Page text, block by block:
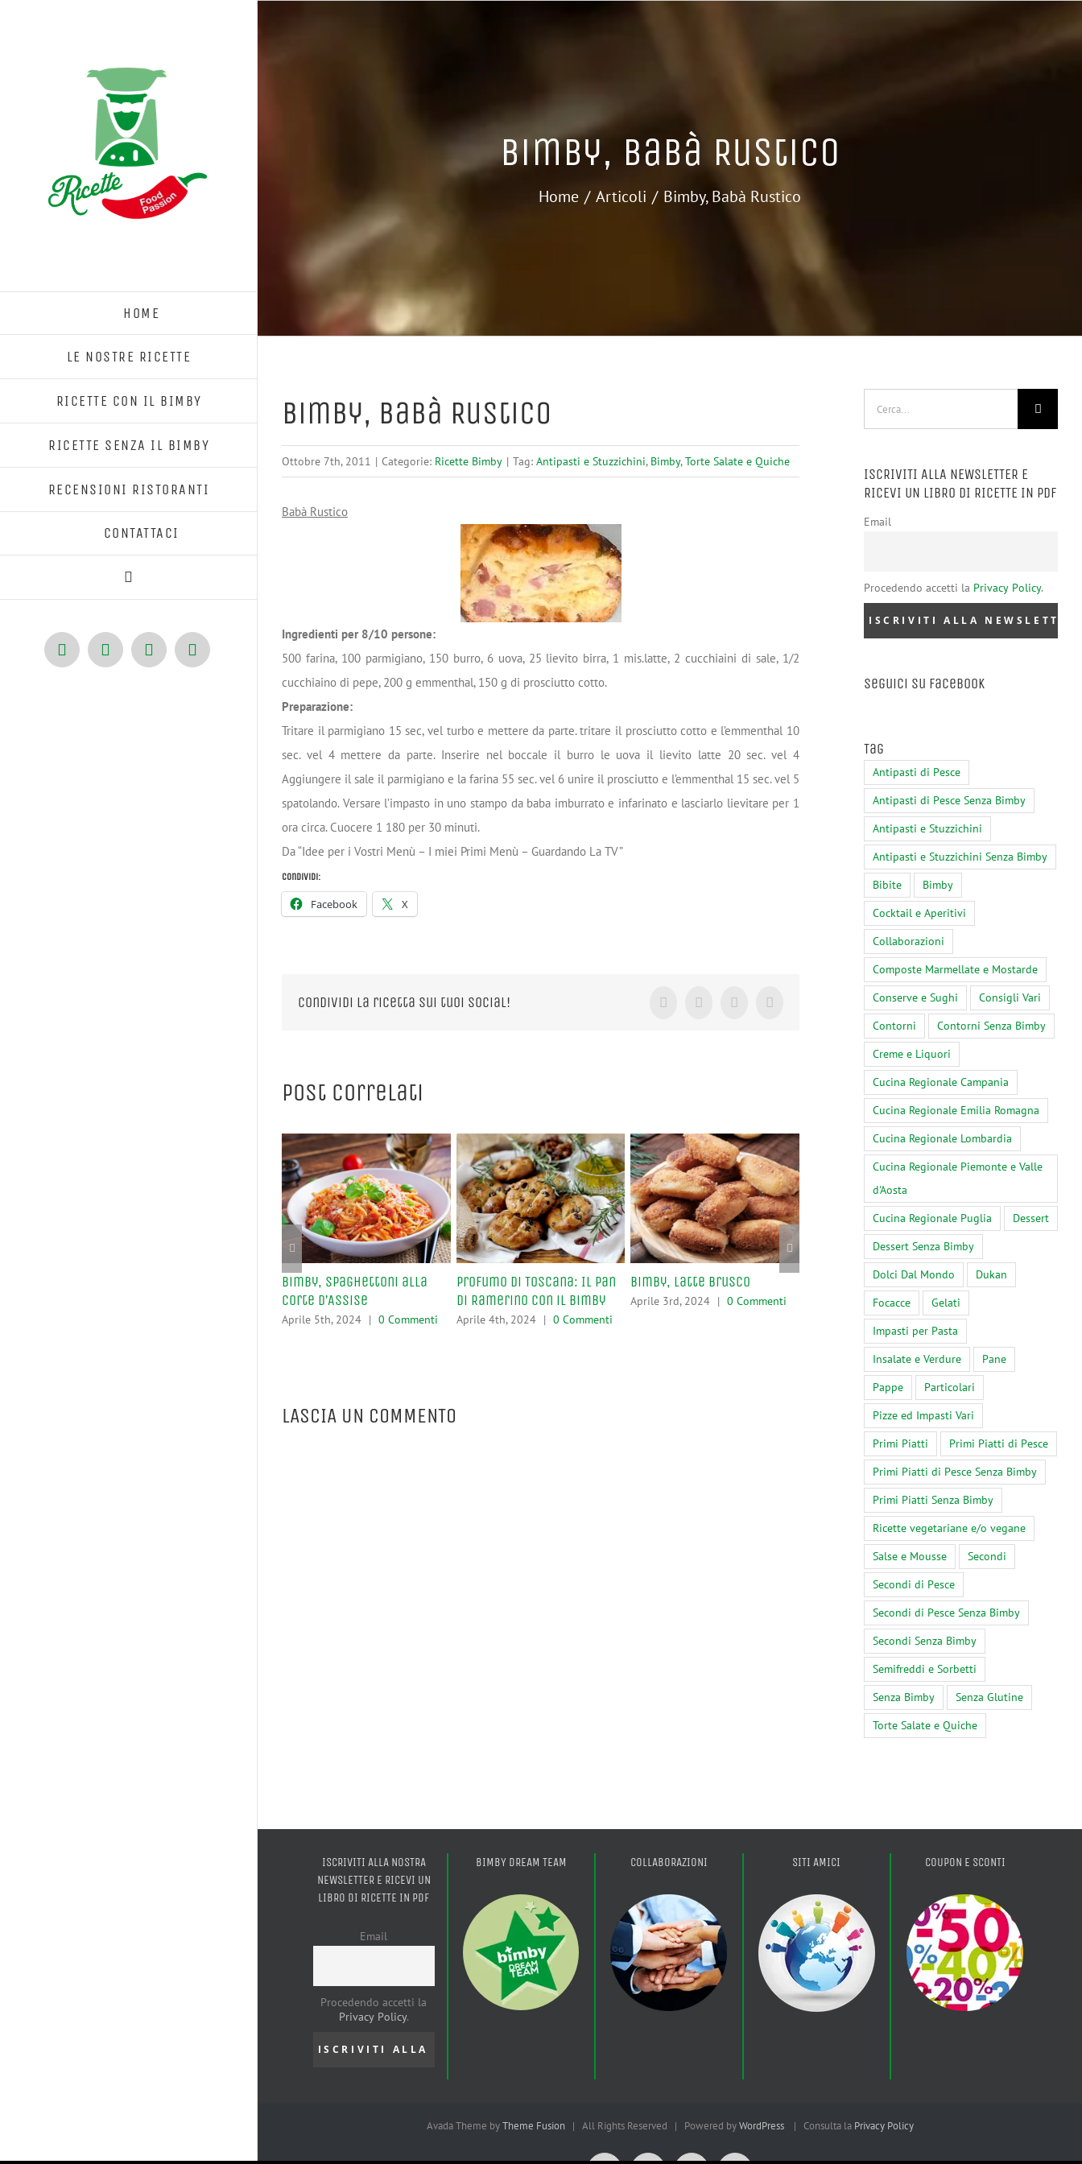
HOME
LE NOSTRE RICETTE
RICETTE CON IL BIMBY
RICETTE SENZA IL BIMBY
RECENSIONI RISTORANTI
CONTATTACI
Facebook
X PinterestInstagram
Bimby, Babà Rustico
Home Articoli Bimby, Babà Rustico
Bimby, Babà Rustico
Ottobre 7th, 2011 | Categorie: Ricette Bimby | Tag: Antipasti e Stuzzichini, Bimby,Torte Salate e Quiche
Babà Rustico
Ingredienti per 8/10 persone:
500 farina, 100 parmigiano, 150 burro, 6 uova, 25 lievito birra, 1 mis.latte, 2 cucchiaini di sale, 1/2
cucchiaino di pepe, 200 g emmenthal, 150 g di prosciutto cotto.
Preparazione:
Tritare il parmigiano 15 sec, vel turbo e mettere da parte. tritare il prosciutto cotto e l’emmenthal 10
sec. vel 4 mettere da parte. Inserire nel boccale il burro le uova il lievito latte 20 sec. vel 4
Aggiungere il sale il parmigiano e la farina 55 sec. vel 6 unire il prosciutto e l’emmenthal 15 sec. vel 5
spatolando. Versare l’impasto in uno stampo da baba imburrato e infarinato e lasciarlo lievitare per 1
ora circa. Cuocere 1 180 per 30 minuti.
Da “Idee per i Vostri Menù – I miei Primi Menù – Guardando La TV”
Condividi:
Facebook X
Condividi la ricetta sui tuoi Social! Facebook
X TumblrPinterest
Post correlati
Bimby, Spaghettoni alla
Corte d’Assise
Aprile 5th, 2024 | 0 Commenti
Profumo di Toscana: Il Pan
di Ramerino con il Bimby
Aprile 4th, 2024 | 0 Commenti
Bimby, Latte Brusco
Aprile 3rd, 2024 | 0 Commenti
Bimby, Risotto con Cicoria
Marzo 30th, 2024 | 0 Commenti
Upoznajte
Commenti
LASCIA UN COMMENTO
ISCRIVITI ALLA NEWSLETTER E
RICEVI UN LIBRO DI RICETTE IN PDF
Email
Procedendo accetti la Privacy Policy.
Seguici su Facebook
Tag
Antipasti di Pesce
Antipasti di Pesce Senza Bimby
Antipasti e Stuzzichini
Antipasti e Stuzzichini Senza Bimby
Bibite
Bimby
Cocktail e Aperitivi
Collaborazioni
Composte Marmellate e Mostarde
Conserve e Sughi
Consigli Vari
Contorni
Contorni Senza Bimby
Creme e Liquori
Cucina Regionale Campania
Cucina Regionale Emilia Romagna
Cucina Regionale Lombardia
Cucina Regionale Piemonte e Valle
d'Aosta
Cucina Regionale Puglia
Dessert
Dessert Senza Bimby
Dolci Dal Mondo
Dukan
Focacce
Gelati
Impasti per Pasta
Insalate e Verdure
Pane
Pappe
Particolari
Pizze ed Impasti Vari
Primi Piatti
Primi Piatti di Pesce
Primi Piatti di Pesce Senza Bimby
Primi Piatti Senza Bimby
Ricette vegetariane e/o vegane
Salse e Mousse
Secondi
Secondi di Pesce
Secondi di Pesce Senza Bimby
Secondi Senza Bimby
Semifreddi e Sorbetti
Senza Bimby
Senza Glutine
Torte Salate e Quiche
ISCRIVITI ALLA NOSTRA
NEWSLETTER E RICEVI UN
LIBRO DI RICETTE IN PDF
Email
Procedendo accetti la
Privacy Policy.
BIMBY DREAM TEAM COLLABORAZIONI SITI AMICI COUPON E SCONTI
Avada Theme byTheme Fusion| All Rights Reserved | Powered byWordPress| Consulta la Privacy Policy